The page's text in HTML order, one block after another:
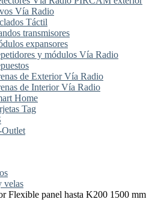
Vía Radio
Táctil
transmisores
expansores
y módulos Vía Radio
de Exterior Vía Radio
de Interior Vía Radio
Home
Tag
velas
Flexible panel hasta K200 1500 mm